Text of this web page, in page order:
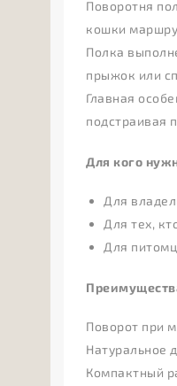
Поворотня
кошки
Полка
прыжок или
Главная
подстраивая
Для кого
Для
Для тех,
Для
Поворот при
Натуральное
Компактный